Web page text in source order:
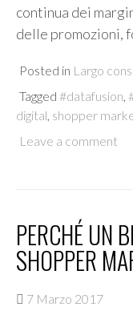
continua dei
delle promozioni,
Posted in Largo
Tagged #datafusion
digital shopper
Leave a comment
PERCHÉ UN
SHOPPER
7 Marzo 2017